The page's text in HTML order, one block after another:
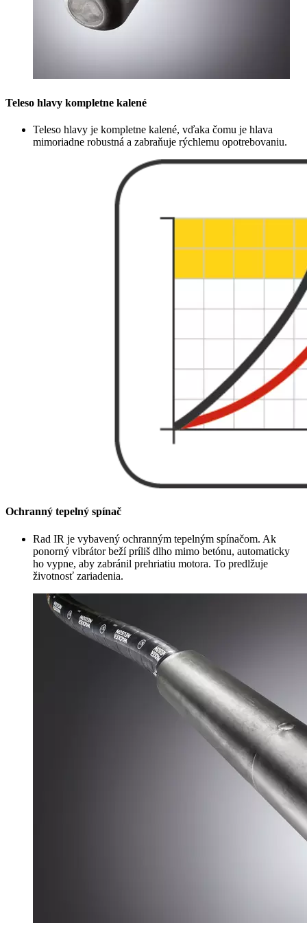
Teleso hlavy kompletne kalené
Teleso hlavy je kompletne kalené, vďaka čomu je hlava
mimoriadne robustná a zabraňuje rýchlemu opotrebovaniu.
Ochranný tepelný spínač
Rad IR je vybavený ochranným tepelným spínačom. Ak
ponorný vibrátor beží príliš dlho mimo betónu, automaticky
ho vypne, aby zabránil prehriatiu motora. To predlžuje
životnosť zariadenia.